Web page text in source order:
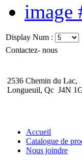
Display Num :
Contactez- nous
2536 Chemin du Lac,
Longueuil, Qc J4N
Accueil
Catalogue de
Nous joindre